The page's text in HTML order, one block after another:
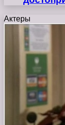
Актеры